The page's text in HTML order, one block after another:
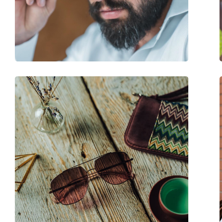
Poids:
95 g
Plaquettes de nez ajustables:
Non
Accessoires
Étui:
Non
Tissu de nettoyage:
Oui
Autres
Sexe:
Pour hommes
Catégorie:
Lunettes de soleil
Marque:
Armani Exchange
Utilisation:
Mode
Code:
0AX4080S 80786G
Disponible avec correction:
Non